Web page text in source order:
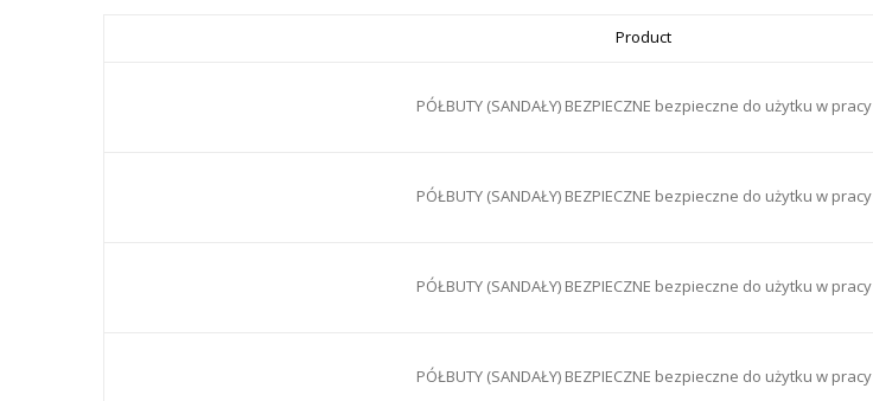
Product
PÓŁBUTY (SANDAŁY) BEZPIECZNE bezpieczne do użytku w pracy
PÓŁBUTY (SANDAŁY) BEZPIECZNE bezpieczne do użytku w pracy
PÓŁBUTY (SANDAŁY) BEZPIECZNE bezpieczne do użytku w pracy
PÓŁBUTY (SANDAŁY) BEZPIECZNE bezpieczne do użytku w pracy